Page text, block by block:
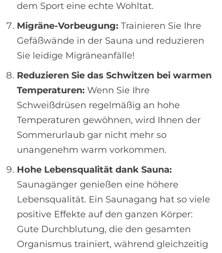
dem Sport eine echte Wohltat.
Migräne-Vorbeugung: Trainieren Sie Ihre
Gefäßwände in der Sauna und reduzieren
Sie leidige Migräneanfälle!
Reduzieren Sie das Schwitzen bei warmen
Temperaturen: Wenn Sie Ihre
Schweißdrüsen regelmäßig an hohe
Temperaturen gewöhnen, wird Ihnen der
Sommerurlaub gar nicht mehr so
unangenehm warm vorkommen.
Hohe Lebensqualität dank Sauna:
Saunagänger genießen eine höhere
Lebensqualität. Ein Saunagang hat so viele
positive Effekte auf den ganzen Körper:
Gute Durchblutung, die den gesamten
Organismus trainiert, während gleichzeitig